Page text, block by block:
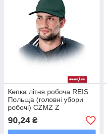
Кепка літня робоча REIS
Польща (головні убори
робочі) CZMZ Z
90,24 ₴